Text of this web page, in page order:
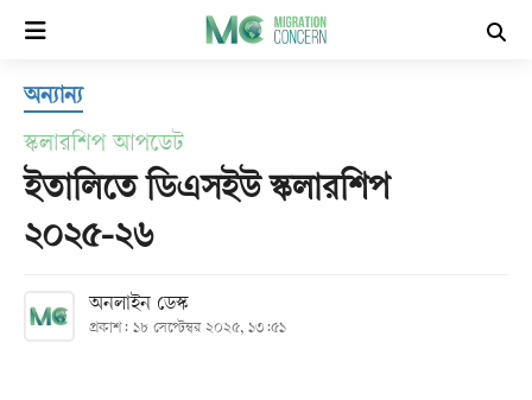
হোম
সর্বশেষ
সব
অন্যান্য
স্কলারশিপ আপডেট
ইতালিতে ডিএসইউ স্কলারশিপ
২০২৫-২৬
অনলাইন ডেস্ক
প্রকাশ: ১৮ সেপ্টেম্বর ২০২৫, ১৩:৫১